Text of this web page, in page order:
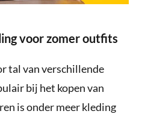
voor zomer outfits
tal van verschillende
bij het kopen van
is onder meer kleding